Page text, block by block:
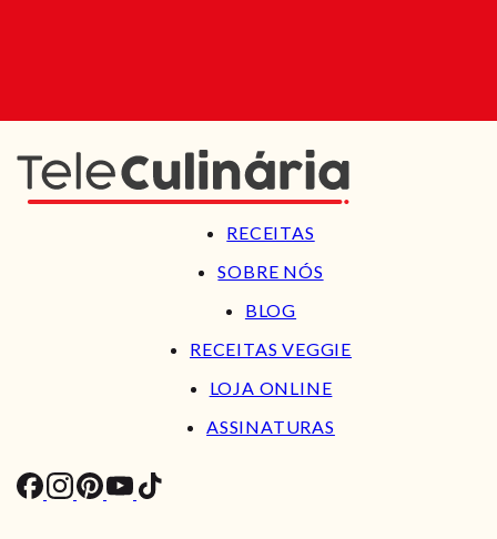
RECEITAS
SOBRE NÓS
BLOG
RECEITAS VEGGIE
LOJA ONLINE
ASSINATURAS